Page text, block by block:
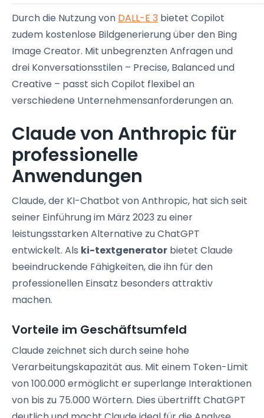
Durch die Nutzung von DALL-E 3 bietet Copilot
zudem kostenlose Bildgenerierung über den Bing
Image Creator. Mit unbegrenzten Anfragen und
drei Konversationsstilen – Precise, Balanced und
Creative – passt sich Copilot flexibel an
verschiedene Unternehmensanforderungen an.
Claude von Anthropic für
professionelle
Anwendungen
Claude, der KI-Chatbot von Anthropic, hat sich seit
seiner Einführung im März 2023 zu einer
leistungsstarken Alternative zu ChatGPT
entwickelt. Als ki-textgenerator bietet Claude
beeindruckende Fähigkeiten, die ihn für den
professionellen Einsatz besonders attraktiv
machen.
Vorteile im Geschäftsumfeld
Claude zeichnet sich durch seine hohe
Verarbeitungskapazität aus. Mit einem Token-Limit
von 100.000 ermöglicht er superlange Interaktionen
von bis zu 75.000 Wörtern. Dies übertrifft ChatGPT